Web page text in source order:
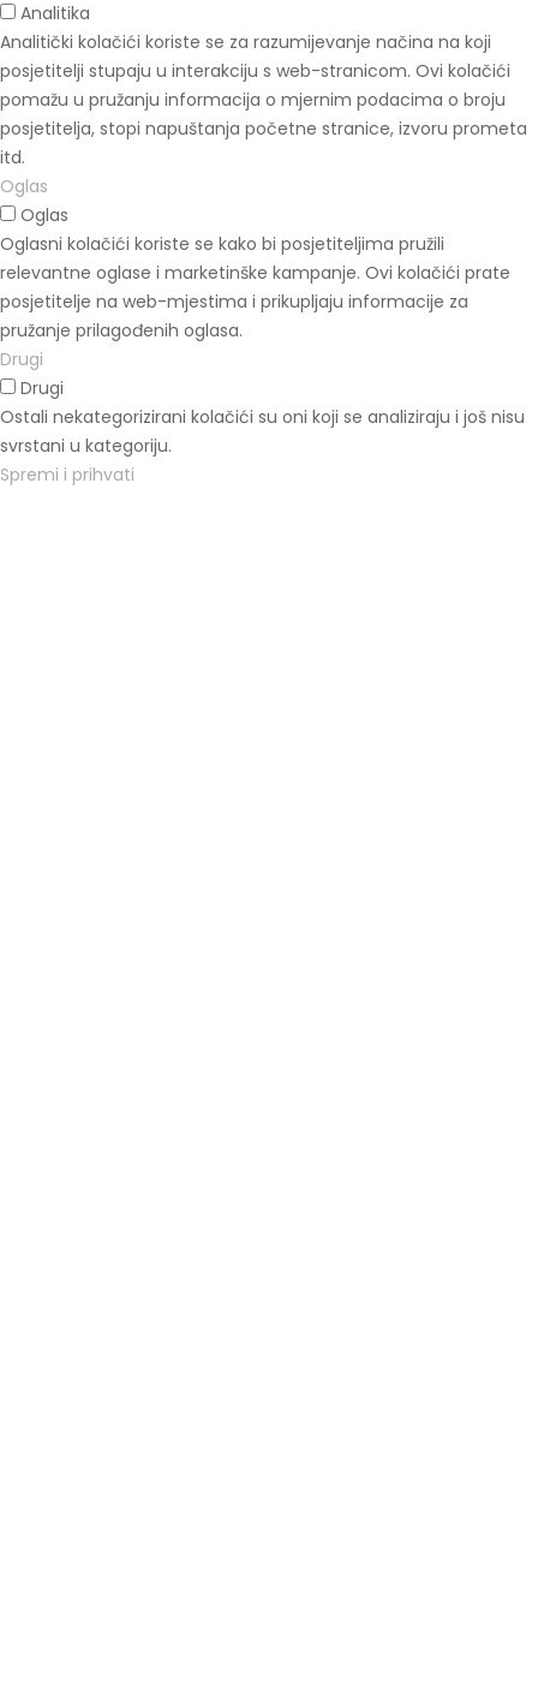
Analitika
Analitički kolačići koriste se za razumijevanje načina na koji
posjetitelji stupaju u interakciju s web-stranicom. Ovi kolačići
pomažu u pružanju informacija o mjernim podacima o broju
posjetitelja, stopi napuštanja početne stranice, izvoru prometa
itd.
Oglas
Oglas
Oglasni kolačići koriste se kako bi posjetiteljima pružili
relevantne oglase i marketinške kampanje. Ovi kolačići prate
posjetitelje na web-mjestima i prikupljaju informacije za
pružanje prilagođenih oglasa.
Drugi
Drugi
Ostali nekategorizirani kolačići su oni koji se analiziraju i još nisu
svrstani u kategoriju.
Spremi i prihvati